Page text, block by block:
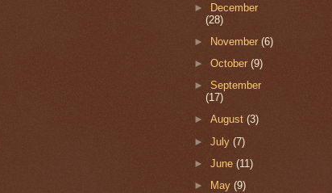
► December
(28)
► November(6)
►October(9)
►September
(17)
►August(3)
►July(7)
►June(11)
►
May(9)